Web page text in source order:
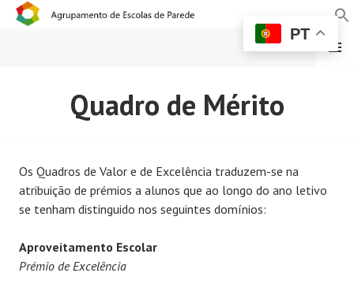
AGRUPAMENTO DE
MENU
Quadro de Mérito
Os Quadros de Valor e de Excelência traduzem-se na
atribuição de prémios a alunos que ao longo do ano letivo
se tenham distinguido nos seguintes domínios:
Aproveitamento Escolar
Prémio de Excelência
PT